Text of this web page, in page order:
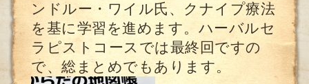
ンドルー・ワイル氏、クナイプ療法
を基に学習を進めます。ハーバルセ
ラピストコースでは最終回ですの
で、総まとめでもあります。